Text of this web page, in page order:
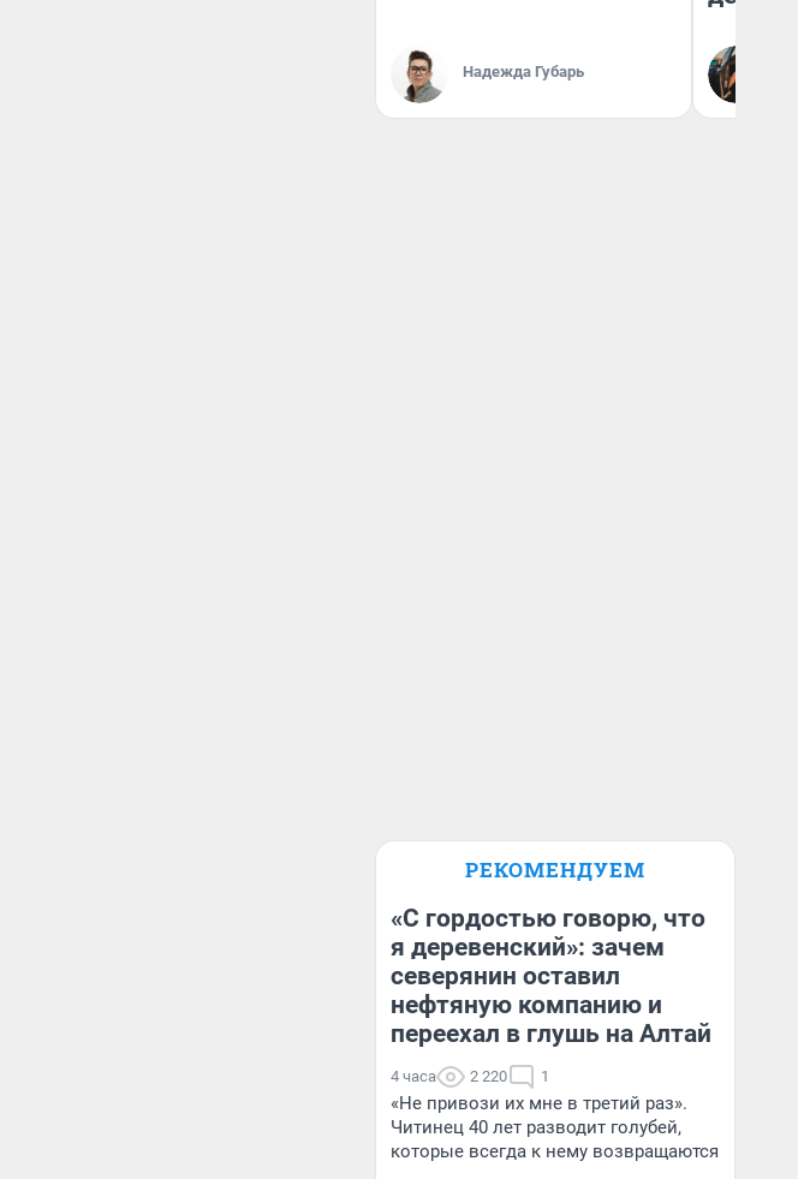
Надежда Губарь
РЕКОМЕНДУЕМ
«С гордостью говорю, что
я деревенский»: зачем
северянин оставил
нефтяную компанию и
переехал в глушь на Алтай
4 часа 2 220 1
«Не привози их мне в третий раз».
Читинец 40 лет разводит голубей,
которые всегда к нему возвращаются